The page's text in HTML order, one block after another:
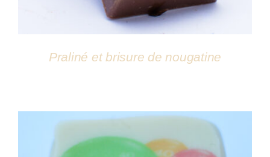
Praliné et brisure de nougatine